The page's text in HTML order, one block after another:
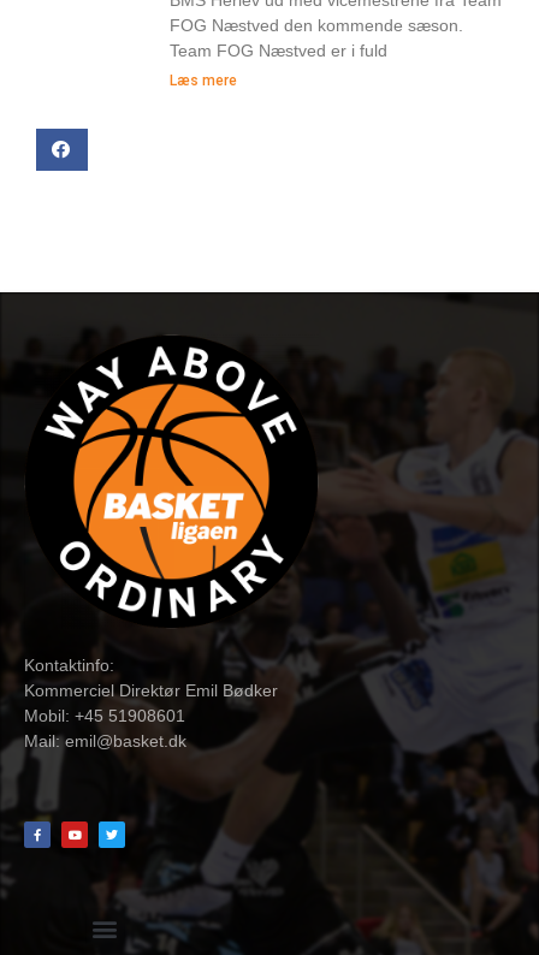
FOG Næstved den kommende sæson.
Team FOG Næstved er i fuld
Læs mere
Kontaktinfo:
Kommerciel Direktør Emil Bødker
Mobil: +45 51908601
Mail:emil@basket.dk